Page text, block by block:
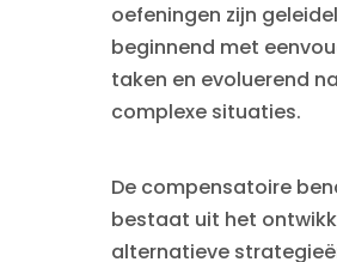
oefeningen zijn
beginnend met
taken en evoluerend
complexe situaties.
De compensatoire
bestaat uit het
alternatieve